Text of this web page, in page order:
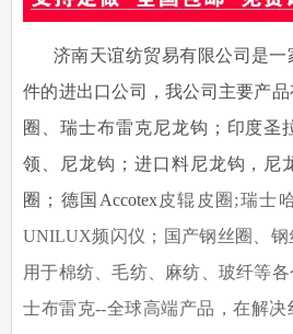
济南天谊纺贸易有限公司是
件的进出口公司，我公司主要产
圈、瑞士布雷克尼龙钩；印度圣
领、尼龙钩；进口料尼龙钩，尼
圈；德国 Accotex皮辊皮圈 ;瑞士
UNILUX频闪仪；国产钢丝圈、
用于棉纺、毛纺、麻纺、玻纤等
士布雷克--全球高端产品，在解